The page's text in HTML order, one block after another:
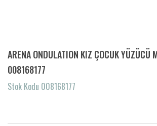
ARENA ONDULATION KIZ ÇOCUK YÜZÜCÜ
008168177
Stok Kodu 008168177